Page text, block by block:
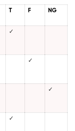
T F NG
✓
✓
✓
✓